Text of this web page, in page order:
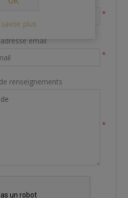
*
email
*
renseignements
*
savoir plus